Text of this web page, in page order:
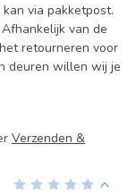
via pakketpost.
van de
retourneren voor
deuren willen wij je
Verzenden &